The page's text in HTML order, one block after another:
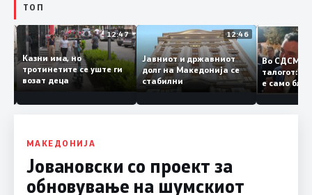
ТОП
12:47
Казни има, но
тротинетите се уште ги
возат деца
12:46
Јавниот и државниот
долг на Македонија се
стабилни
Во СДСМ
е само
копија
Заев
МАКЕДОНИЈА
Јовановски со проект за
обновување на шумскиот